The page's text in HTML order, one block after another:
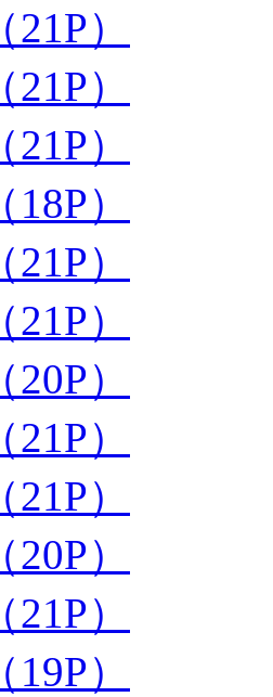
（21P）
（21P）
（21P）
（18P）
（21P）
（21P）
（20P）
（21P）
（21P）
（20P）
（21P）
（19P）